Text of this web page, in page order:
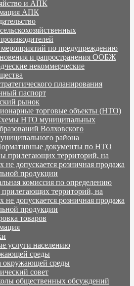
и АПК
АПК
по предупреждению
и рапространения ООБЖ
некоммерческие
планирования
паспорт
рынок
торговые объекты (НТО)
НТО муниципальных
Волховского
района
документы по НТО
прилегающих территорий, на
не допускается розничная продажа
продукции
комиссия по определению
прилегающих территорий, на
не допускается розничная продажа
продукции
товаров
услуги населению
среды
окружающей среды
совет
общественных обсуждений